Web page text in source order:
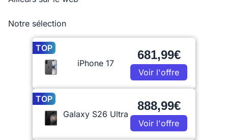
Notre sélection
TOP
iPhone 17
681,99€
Voir l'offre
TOP
Galaxy S26 Ultra
888,99€
Voir l'offre